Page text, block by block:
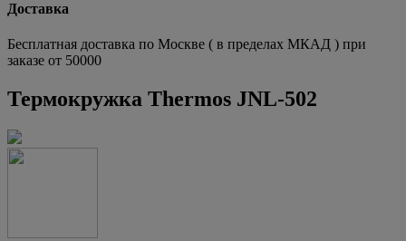
Доставка
Бесплатная доставка по Москве ( в пределах МКАД ) при
заказе от 50000
Термокружка Thermos JNL-502